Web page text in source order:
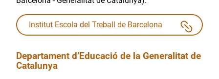
Institut Escola del Treball de Barcelona
Departament d’Educació de la Generalitat de
Catalunya